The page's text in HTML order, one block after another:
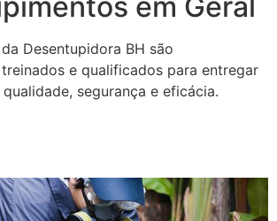
Desentupidora BH são
e qualificados para entregar
segurança e eficácia.